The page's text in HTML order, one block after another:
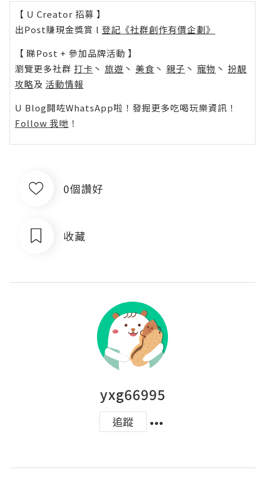
【 U Creator 招募 】
出Post賺現金獎賞 l 登記《社群創作有價企劃》
【 睇Post + 參加品牌活動 】
瀏覽更多社群 打卡 丶 旅遊 丶 美食 丶 親子 丶 寵物 丶 扮靚
攻略及 活動情報
U Blog開咗WhatsApp啦！發掘更多吃喝玩樂資訊！
Follow 我哋 ！
0個讚好
收藏
yxg66995
追蹤